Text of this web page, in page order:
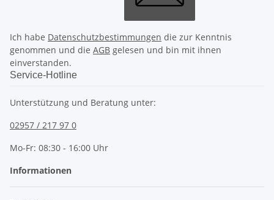
Ich habe Datenschutzbestimmungen die zur Kenntnis
genommen und die AGB gelesen und bin mit ihnen
einverstanden.
Service-Hotline
Unterstützung und Beratung unter:
02957 / 217 97 0
Mo-Fr: 08:30 - 16:00 Uhr
Informationen